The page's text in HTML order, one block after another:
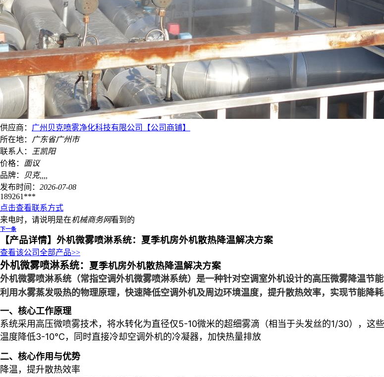
供应商： 广州贝克喷雾净化科技有限公司【公司商铺】
所在地：
广东省广州市
联系人：
王凯阳
价格：
面议
品牌：
贝克,,,,
发布时间： 2026-07-08
189261***
点击查看联系方式
来电时，请说明是在机械商务网看到的
下一条
【产品详情】 外机微雾喷淋系统：夏季机房外机散热降温解决方案
查看该公司全部产品>>
外机微雾喷淋系统： 夏季机房外机散热降温解决方案
外机微雾喷淋系统（常指空调外机微雾喷淋系统）是一种针对空调室外机设计的高压微雾降温节
利用水雾蒸发吸热的物理原理，快速降低空调外机及周边环境温度，提升散热效率，实现节能降耗
一、核心工作原理
系统采用高压微喷雾技术，将水转化为直径仅5-10微米的超细雾滴（相当于头发丝的1/30），这
温度降低3-10℃，同时直接冷却空调外机的冷凝器，加快热量排放
二、核心作用与优势
降温，提升散热效率